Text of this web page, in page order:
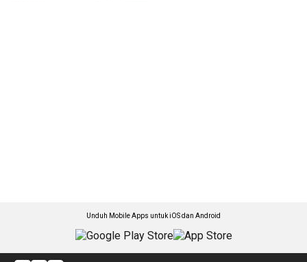
Unduh Mobile Apps untuk iOS dan Android